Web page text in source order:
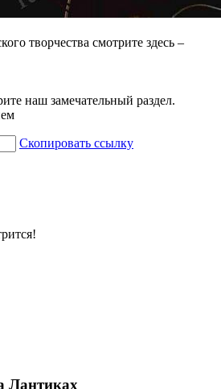
творчества смотрите здесь –
наш замечательный раздел.
Скопировать ссылку
Лантиках